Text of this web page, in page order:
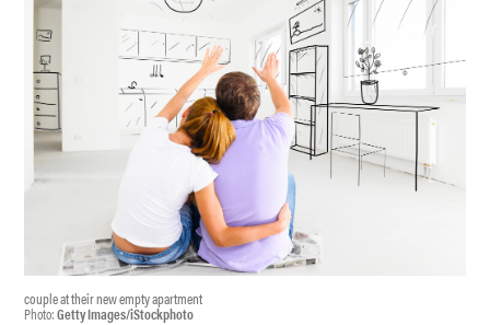
couple at their new empty apartment
Photo:Getty Images/iStockphoto